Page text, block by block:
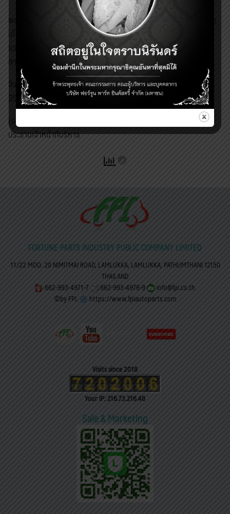
Search
for:
พนักงานของบริษัทฯ ทุกระดับ รวมถึงผู้รับเหมา คู่ค้า จะต้องปฏิบัติตาม
นโยบายสิ่งแวดล้อมของบริษัทอย่างเคร่งครัดในการนำนโยบายสิ่ง
แวดล้อมนี้ไปปรับใช้ในการดำเนินงานและพร้อมที่จะเผยแพร่ต่อ
สาธารณชนทั่วไป
จึงประกาศมาให้ทราบและถือปฏิบัติโดยทั่วกัน ตั้งแต่วันที่ 17 กรกฎาคม
2567 เป็นต้นไป
ประธานเจ้าหน้าที่บริหาร
FORTUNE PARTS INDUSTRY PUBLIC COMPANY LIMITED
11/22 MOO. 20 NIMITMAI ROAD, LAMLUKKA, LAMLUKKA, PATHUMTHANI 12150
THAILAND
662-993-4971-7
662-993-4978-9
info@fpi.co.th
©by FPI.
https://www.fpiautoparts.com
Visits since 2018
Your IP: 216.73.216.48
Sale & Marketing